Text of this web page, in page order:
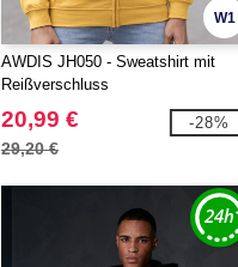
W1
AWDIS JH050 - Sweatshirt mit
Reißverschluss
20,99 €
29,20 €
-28%